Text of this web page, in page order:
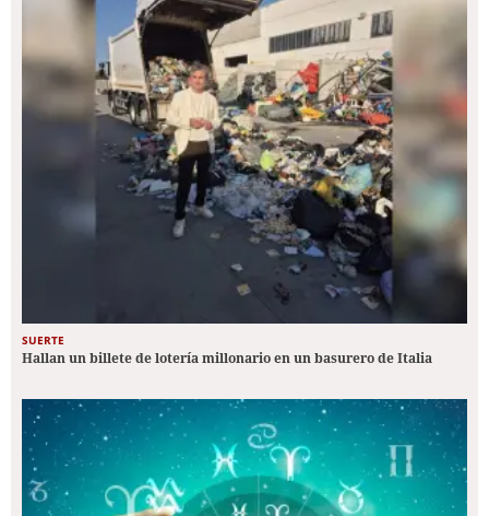
SUERTE
Hallan un billete de lotería millonario en un basurero de Italia